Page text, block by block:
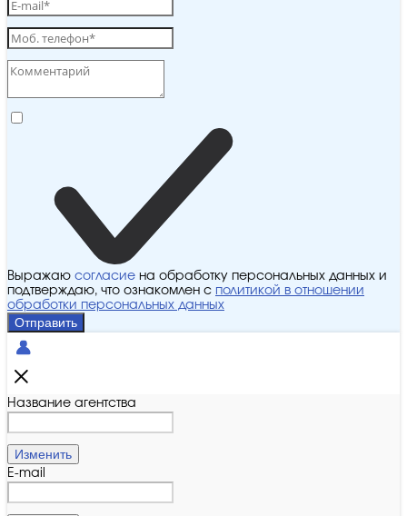
Выражаю согласие на обработку персональных данных и
подтверждаю, что ознакомлен с политикой в отношении
обработки персональных данных
Отправить
Название агентства
Изменить
E-mail